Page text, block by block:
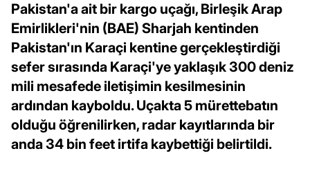
Pakistan'a ait bir kargo uçağı, Birleşik Arap
Emirlikleri'nin (BAE) Sharjah kentinden
Pakistan'ın Karaçi kentine gerçekleştirdiği
sefer sırasında Karaçi'ye yaklaşık 300 deniz
mili mesafede iletişimin kesilmesinin
ardından kayboldu. Uçakta 5 mürettebatın
olduğu öğrenilirken, radar kayıtlarında bir
anda 34 bin feet irtifa kaybettiği belirtildi.